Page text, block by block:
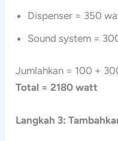
Dispenser = 350
Sound system =
Jumlahkan = 100 +
Total = 2180 watt
Langkah 3: